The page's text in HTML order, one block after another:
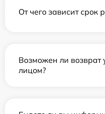
От чего зависит срок
Возможен ли возврат
лицом?